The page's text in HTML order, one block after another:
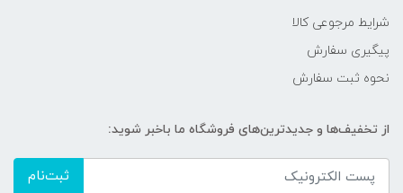
شرایط مرجوعی کالا
پیگیری سفارش
نحوه ثبت سفارش
از تخفیف‌ها و جدیدترین‌های فروشگاه ما باخبر شوید:
ثبت‌نام